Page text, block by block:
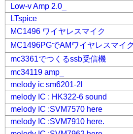
Low-v Amp 2.0_
LTspice
MC1496 ワイヤレスマイク
MC1496PGでAMワイヤレスマイク
mc3361でつくるssb受信機
mc34119 amp_
melody ic sm6201-2l
melody IC : HK322-6 sound
melody IC :SVM7570 here
melody IC :SVM7910 here.